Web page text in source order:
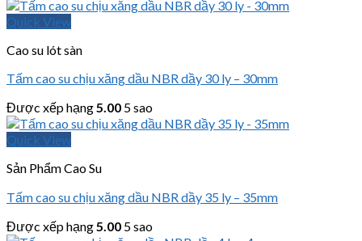
Quick View
Cao su lót sàn
Tấm cao su chịu xăng dầu NBR dầy 30 ly – 30mm
Được xếp hạng5.00 5 sao
Quick View
Sản Phẩm Cao Su
Tấm cao su chịu xăng dầu NBR dầy 35 ly – 35mm
Được xếp hạng5.00 5 sao